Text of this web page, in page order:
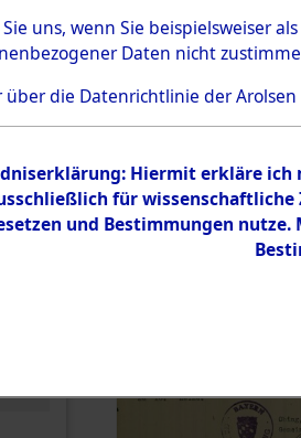
Sie uns, wenn Sie beispielsweiser
Daten nicht
die Datenrichtlinie der Arolsen
Hiermit erkläre ich
für
und Bestimmungen